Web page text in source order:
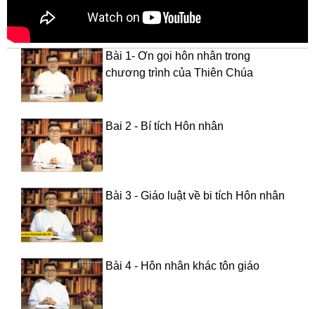
Bài 1- Ơn gọi hôn nhân trong
chương trình của Thiên Chúa
Bai 2 - Bí tích Hôn nhân
Bài 3 - Giáo luật về bi tích Hôn nhân
Bài 4 - Hôn nhân khác tôn giáo